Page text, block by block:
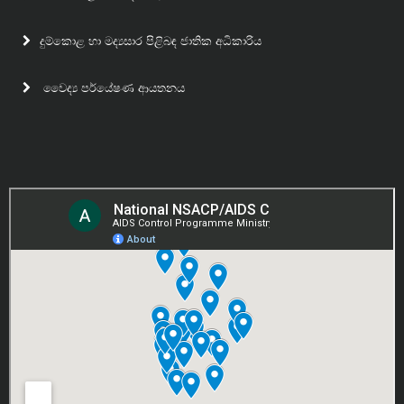
Scaling up of elimination of mother to child transmission
mother to child transmission of HIV and syphilis
දුම්කොළ හා මද්‍යසාර පිළිබඳ ජාතික අධිකාරිය
වෛද්‍ය පර්යේෂණ ආයතනය